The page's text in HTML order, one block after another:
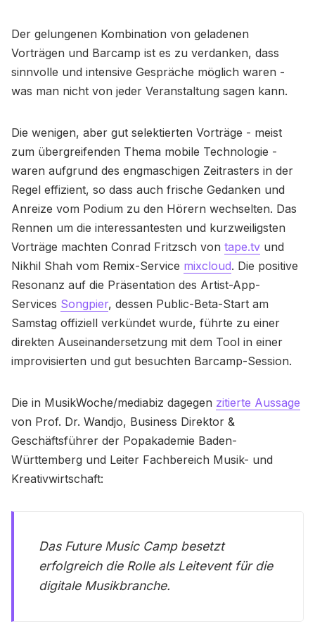
Der gelungenen Kombination von geladenen
Vorträgen und Barcamp ist es zu verdanken, dass
sinnvolle und intensive Gespräche möglich waren -
was man nicht von jeder Veranstaltung sagen kann.
Die wenigen, aber gut selektierten Vorträge - meist
zum übergreifenden Thema mobile Technologie -
waren aufgrund des engmaschigen Zeitrasters in der
Regel effizient, so dass auch frische Gedanken und
Anreize vom Podium zu den Hörern wechselten. Das
Rennen um die interessantesten und kurzweiligsten
Vorträge machten Conrad Fritzsch von tape.tv und
Nikhil Shah vom Remix-Service mixcloud. Die positive
Resonanz auf die Präsentation des Artist-App-
Services Songpier, dessen Public-Beta-Start am
Samstag offiziell verkündet wurde, führte zu einer
direkten Auseinandersetzung mit dem Tool in einer
improvisierten und gut besuchten Barcamp-Session.
Die in MusikWoche/mediabiz dagegen zitierte Aussage
von Prof. Dr. Wandjo, Business Direktor &
Geschäftsführer der Popakademie Baden-
Württemberg und Leiter Fachbereich Musik- und
Kreativwirtschaft:
Das Future Music Camp besetzt
erfolgreich die Rolle als Leitevent für die
digitale Musikbranche.